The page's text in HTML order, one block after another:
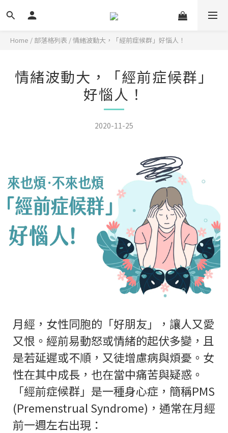
Home / 部落格列表 /情緒波動大，「經前症候群」好惱人！
情緒波動大，「經前症候群」
好惱人！
2020-11-25
月經，女性同胞的「好朋友」，讓人又愛
又恨。經前易動怒或情緒的起伏多變，且
是若延遲或不順，又徒增慮病與煩憂。女
性在其中成長，也在當中痛苦與疑惑。
「經前症候群」是一種身心症，簡稱PMS
(Premenstrual Syndrome)，通常在月經
前一週左右出現：